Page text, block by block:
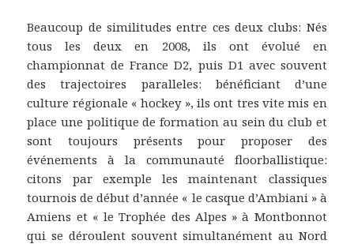
Beaucoup de similitudes entre ces deux clubs: Nés
tous les deux en 2008, ils ont évolué en
championnat de France D2, puis D1 avec souvent
des trajectoires paralleles: bénéficiant d’une
culture régionale « hockey », ils ont tres vite mis en
place une politique de formation au sein du club et
sont toujours présents pour proposer des
événements à la communauté floorballistique:
citons par exemple les maintenant classiques
tournois de début d’année « le casque d’Ambiani » à
Amiens et « le Trophée des Alpes » à Montbonnot
qui se déroulent souvent simultanément au Nord